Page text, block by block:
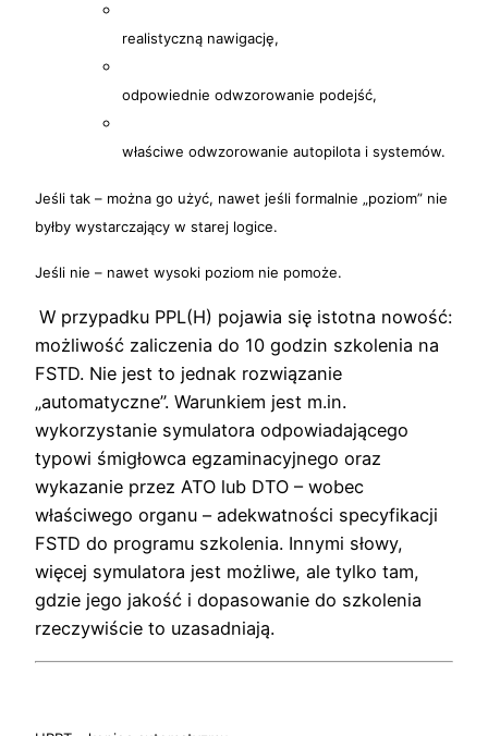
realistyczną nawigację,
odpowiednie odwzorowanie podejść,
właściwe odwzorowanie autopilota i systemów.
Jeśli tak – można go użyć, nawet jeśli formalnie „poziom” nie
byłby wystarczający w starej logice.
Jeśli nie – nawet wysoki poziom nie pomoże.
W przypadku PPL(H) pojawia się istotna nowość:
możliwość zaliczenia do 10 godzin szkolenia na
FSTD. Nie jest to jednak rozwiązanie
„automatyczne”. Warunkiem jest m.in.
wykorzystanie symulatora odpowiadającego
typowi śmigłowca egzaminacyjnego oraz
wykazanie przez ATO lub DTO – wobec
właściwego organu – adekwatności specyfikacji
FSTD do programu szkolenia. Innymi słowy,
więcej symulatora jest możliwe, ale tylko tam,
gdzie jego jakość i dopasowanie do szkolenia
rzeczywiście to uzasadniają.